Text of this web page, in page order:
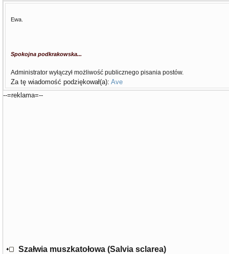
Ewa.
Spokojna podkrakowska...
Administrator wyłączył możliwość publicznego pisania postów.
Za tę wiadomość podziękował(a): Ave
--=reklama=--
Szałwia muszkatołowa (Salvia sclarea)